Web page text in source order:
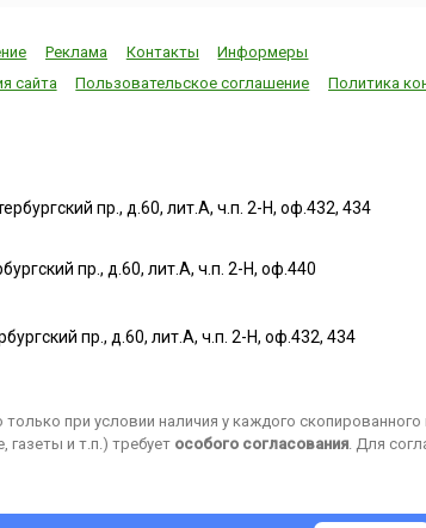
Реклама Контакты
Информеры
сайта
Пользовательское соглашение Политика
пр., д.60, лит.А, ч.п. 2-Н, оф.432, 434
пр., д.60, лит.А, ч.п. 2-Н, оф.440
пр., д.60, лит.А, ч.п. 2-Н, оф.432, 434
при условии наличия у каждого
и т.п.) требует особого согласования. Для